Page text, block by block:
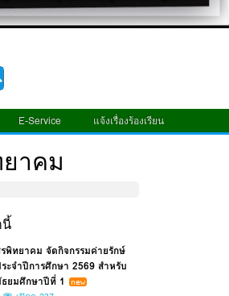
E-Service แจ้งเรื่องร้องเรียน
าคม
รพิทยาคม จัดกิจกรรมค่ายรักษ์
ะจำปีการศึกษา 2569 สำหรับ
ยมศึกษาปีที่ 1